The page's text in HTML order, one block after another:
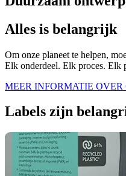
Alles is belangrijk
Om onze planeet te helpen,
Elk onderdeel. Elk proces. Elk
MEER INFORMATIE OVER
Labels zijn